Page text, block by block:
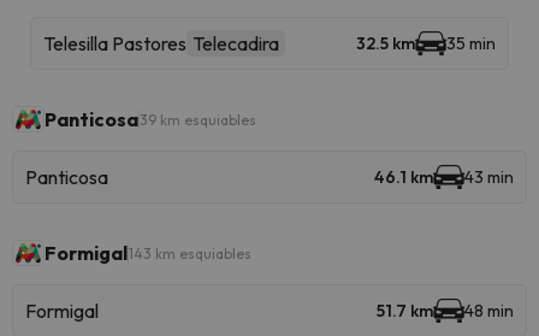
Telesilla Pastores Telecadira 32.5 km 35 min
Panticosa39 km esquiables
Panticosa 46.1 km 43 min
Formigal143 km esquiables
Formigal 51.7 km 48 min